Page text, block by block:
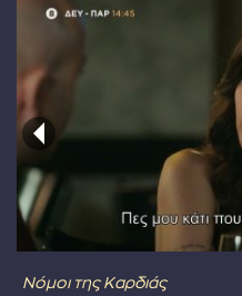
Νόμοι της Καρδιάς